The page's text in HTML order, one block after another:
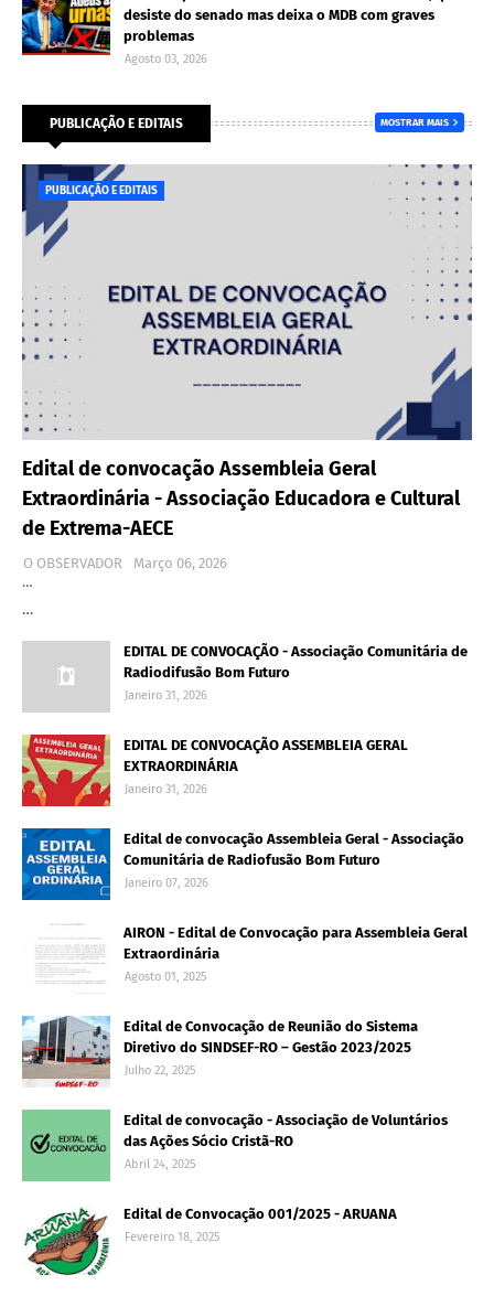
desiste do senado mas deixa o MDB com graves
problemas
Agosto 03, 2026
PUBLICAÇÃO E EDITAIS MOSTRAR MAIS
PUBLICAÇÃO E EDITAIS
Edital de convocação Assembleia Geral
Extraordinária - Associação Educadora e Cultural
de Extrema-AECE
O OBSERVADOR
Março 06, 2026
…
…
EDITAL DE CONVOCAÇÃO - Associação Comunitária de
Radiodifusão Bom Futuro
Janeiro 31, 2026
EDITAL DE CONVOCAÇÃO ASSEMBLEIA GERAL
EXTRAORDINÁRIA
Janeiro 31, 2026
Edital de convocação Assembleia Geral - Associação
Comunitária de Radiofusão Bom Futuro
Janeiro 07, 2026
AIRON - Edital de Convocação para Assembleia Geral
Extraordinária
Agosto 01, 2025
Edital de Convocação de Reunião do Sistema
Diretivo do SINDSEF-RO – Gestão 2023/2025
Julho 22, 2025
Edital de convocação - Associação de Voluntários
das Ações Sócio Cristã-RO
Abril 24, 2025
Edital de Convocação 001/2025 - ARUANA
Fevereiro 18, 2025